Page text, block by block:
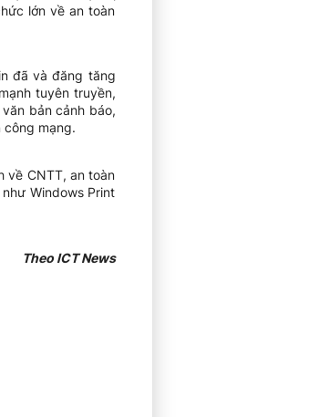
lớn về an toàn
đã và đăng tăng
tuyên truyền,
bản cảnh báo,
công mạng.
về CNTT, an toàn
Windows Print
Theo ICT News